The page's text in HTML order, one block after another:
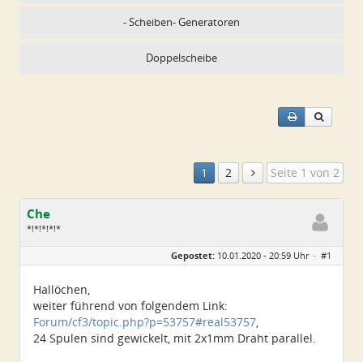
- Scheiben- Generatoren
Doppelscheibe
1 2 Seite 1 von 2
Che
*!*!*!*!*
Geschlecht:
Alter:
72
Dabei seit:
Gepostet: 10.01.2020 - 20:59 Uhr · #1
Hallöchen,
weiter führend von folgendem Link:
Forum/cf3/topic.php?p=53757#real53757,
24 Spulen sind gewickelt, mit 2x1mm Draht parallel.